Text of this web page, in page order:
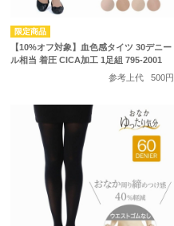
【10%オフ対象】血色感タイツ 30デニー
ル相当 着圧 CICA加工 1足組 795-2001
参考上代
500円